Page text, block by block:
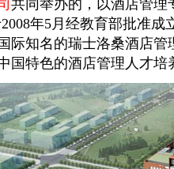
共同举办的，以酒店管理
年5月经教育部批准
际知名的瑞士洛桑酒店
国特色的酒店管理人才培